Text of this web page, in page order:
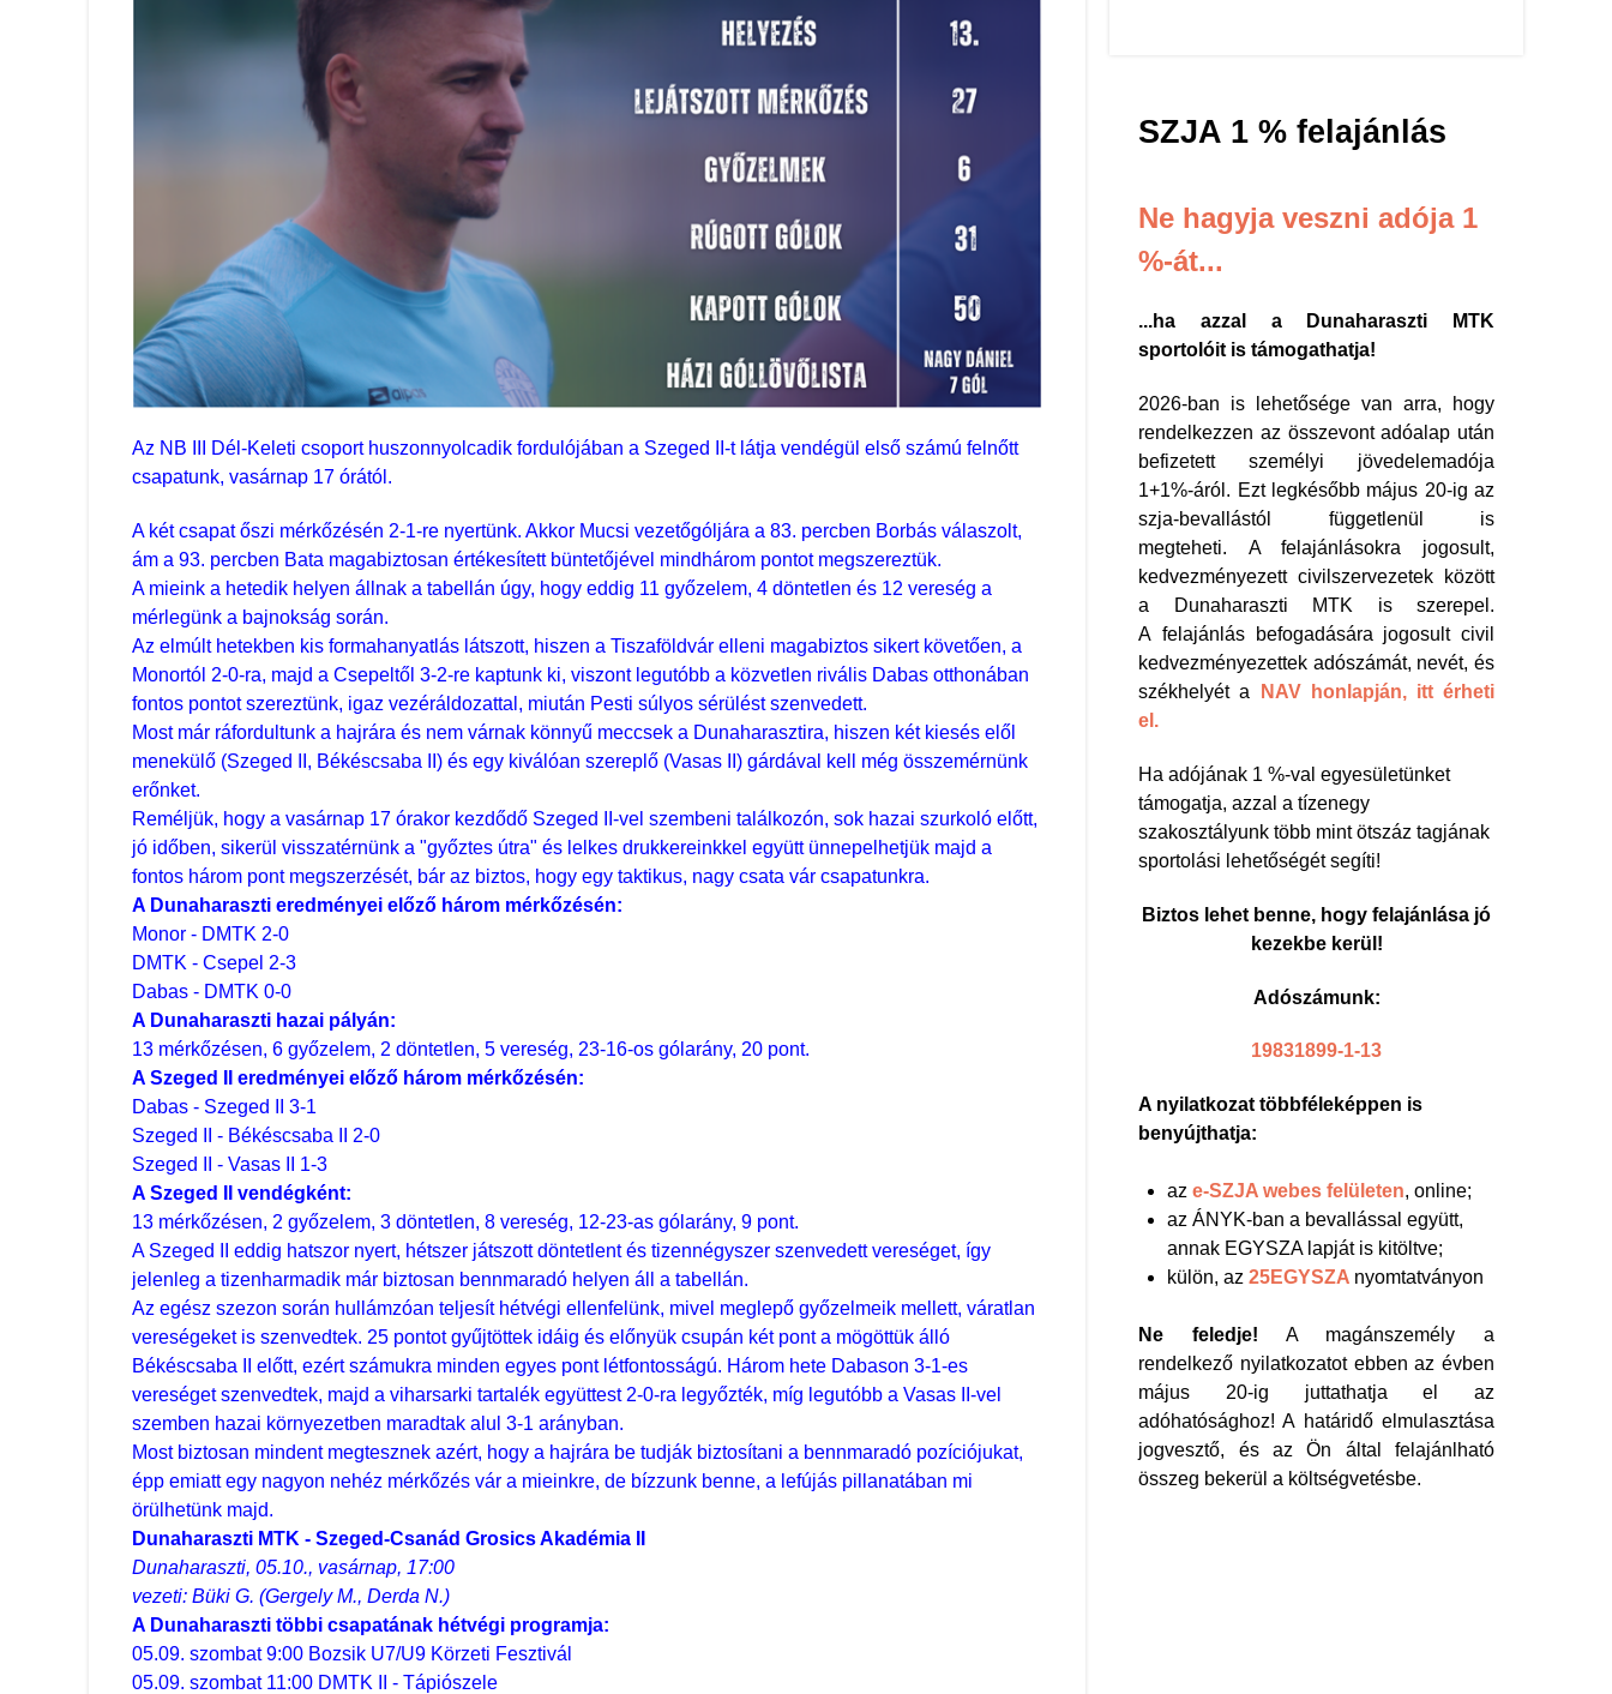
Az NB III Dél-Keleti csoport huszonnyolcadik fordulójában a Szeged II-t látja vendégül első számú felnőtt
csapatunk, vasárnap 17 órától.
A két csapat őszi mérkőzésén 2-1-re nyertünk. Akkor Mucsi vezetőgóljára a 83. percben Borbás válaszolt,
ám a 93. percben Bata magabiztosan értékesített büntetőjével mindhárom pontot megszereztük.
A mieink a hetedik helyen állnak a tabellán úgy, hogy eddig 11 győzelem, 4 döntetlen és 12 vereség a
mérlegünk a bajnokság során.
Az elmúlt hetekben kis formahanyatlás látszott, hiszen a Tiszaföldvár elleni magabiztos sikert követően, a
Monortól 2-0-ra, majd a Csepeltől 3-2-re kaptunk ki, viszont legutóbb a közvetlen rivális Dabas otthonában
fontos pontot szereztünk, igaz vezéráldozattal, miután Pesti súlyos sérülést szenvedett.
Most már ráfordultunk a hajrára és nem várnak könnyű meccsek a Dunaharasztira, hiszen két kiesés elől
menekülő (Szeged II, Békéscsaba II) és egy kiválóan szereplő (Vasas II) gárdával kell még összemérnünk
erőnket.
Reméljük, hogy a vasárnap 17 órakor kezdődő Szeged II-vel szembeni találkozón, sok hazai szurkoló előtt,
jó időben, sikerül visszatérnünk a "győztes útra" és lelkes drukkereinkkel együtt ünnepelhetjük majd a
fontos három pont megszerzését, bár az biztos, hogy egy taktikus, nagy csata vár csapatunkra.
A Dunaharaszti eredményei előző három mérkőzésén:
Monor - DMTK 2-0
DMTK - Csepel 2-3
Dabas - DMTK 0-0
A Dunaharaszti hazai pályán:
13 mérkőzésen, 6 győzelem, 2 döntetlen, 5 vereség, 23-16-os gólarány, 20 pont.
A Szeged II eredményei előző három mérkőzésén:
Dabas - Szeged II 3-1
Szeged II - Békéscsaba II 2-0
Szeged II - Vasas II 1-3
A Szeged II vendégként:
13 mérkőzésen, 2 győzelem, 3 döntetlen, 8 vereség, 12-23-as gólarány, 9 pont.
A Szeged II eddig hatszor nyert, hétszer játszott döntetlent és tizennégyszer szenvedett vereséget, így
jelenleg a tizenharmadik már biztosan bennmaradó helyen áll a tabellán.
Az egész szezon során hullámzóan teljesít hétvégi ellenfelünk, mivel meglepő győzelmeik mellett, váratlan
vereségeket is szenvedtek. 25 pontot gyűjtöttek idáig és előnyük csupán két pont a mögöttük álló
Békéscsaba II előtt, ezért számukra minden egyes pont létfontosságú. Három hete Dabason 3-1-es
vereséget szenvedtek, majd a viharsarki tartalék együttest 2-0-ra legyőzték, míg legutóbb a Vasas II-vel
szemben hazai környezetben maradtak alul 3-1 arányban.
Most biztosan mindent megtesznek azért, hogy a hajrára be tudják biztosítani a bennmaradó pozíciójukat,
épp emiatt egy nagyon nehéz mérkőzés vár a mieinkre, de bízzunk benne, a lefújás pillanatában mi
örülhetünk majd.
Dunaharaszti MTK - Szeged-Csanád Grosics Akadémia II
Dunaharaszti, 05.10., vasárnap, 17:00
vezeti: Büki G. (Gergely M., Derda N.)
A Dunaharaszti többi csapatának hétvégi programja:
05.09. szombat 9:00 Bozsik U7/U9 Körzeti Fesztivál
05.09. szombat 11:00 DMTK II - Tápiószele
SZJA 1 % felajánlás
Ne hagyja veszni adója 1
%-át...
...ha azzal a Dunaharaszti MTK
sportolóit is támogathatja!
2026-ban is lehetősége van arra, hogy
rendelkezzen az összevont adóalap után
befizetett személyi jövedelemadója
1+1%-áról. Ezt legkésőbb május 20-ig az
szja-bevallástól függetlenül is
megteheti. A felajánlásokra jogosult,
kedvezményezett civilszervezetek között
a Dunaharaszti MTK is szerepel.
A felajánlás befogadására jogosult civil
kedvezményezettek adószámát, nevét, és
székhelyét a
NAV honlapján, itt érheti
el.
Ha adójának 1 %-val egyesületünket
támogatja, azzal a tízenegy
szakosztályunk több mint ötszáz tagjának
sportolási lehetőségét segíti!
Biztos lehet benne, hogy felajánlása jó
kezekbe kerül!
Adószámunk:
19831899-1-13
A nyilatkozat többféleképpen is
benyújthatja:
aze-SZJA webes felületen, online;
az ÁNYK-ban a bevallással együtt,
annak EGYSZA lapját is kitöltve;
külön, az25EGYSZA nyomtatványon
Ne feledje! A magánszemély a
rendelkező nyilatkozatot ebben az évben
május 20-ig juttathatja el az
adóhatósághoz! A határidő elmulasztása
jogvesztő, és az Ön által felajánlható
összeg bekerül a költségvetésbe.